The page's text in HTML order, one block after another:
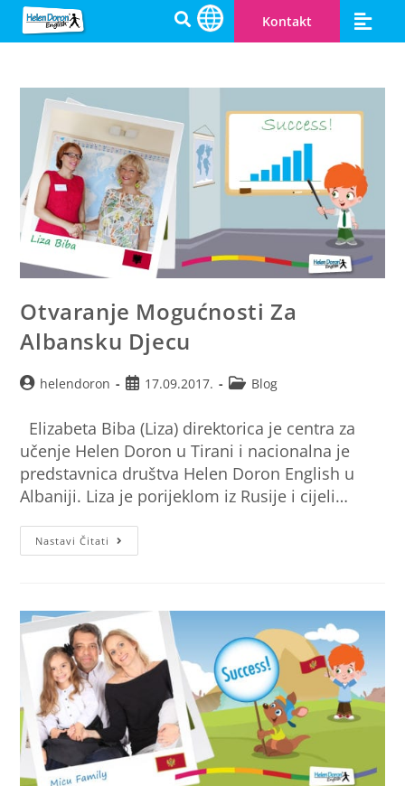
Kontakt
Otvaranje Mogućnosti Za
Albansku Djecu
helendoron 17.09.2017. Blog
Elizabeta Biba (Liza) direktorica je centra za
učenje Helen Doron u Tirani i nacionalna je
predstavnica društva Helen Doron English u
Albaniji. Liza je porijeklom iz Rusije i cijeli…
Nastavi Čitati